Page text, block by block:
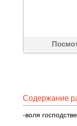
Содержание
-воля